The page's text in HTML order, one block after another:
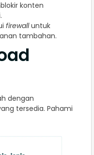
konten
firewalluntuk
tambahan.
dengan
tersedia. Pahami